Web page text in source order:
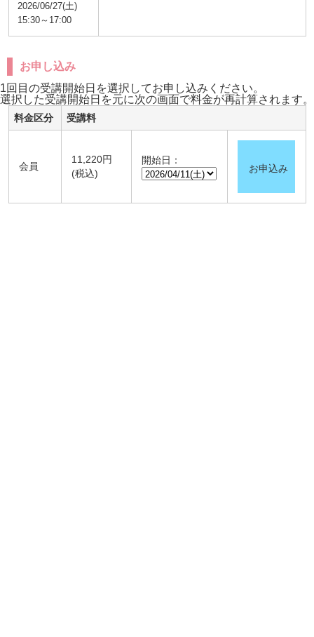
2026/06/27(土)
15:30～17:00
お申し込み
1回目の受講開始日を選択してお申し込みください。
選択した受講開始日を元に次の画面で料金が再計算されます。
料金区分 受講料
会員
11,220円
(税込)
開始日：
お申込み